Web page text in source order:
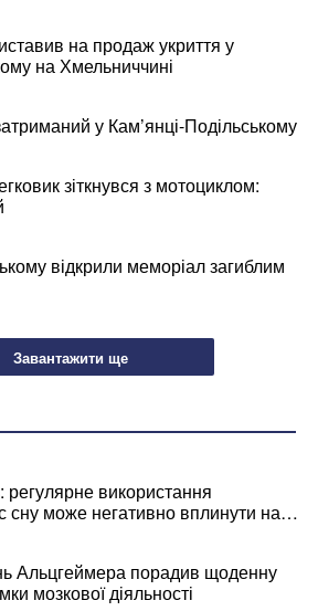
на продаж укриття у
на Хмельниччині
у Кам’янці-Подільському
зіткнувся з мотоциклом:
відкрили меморіал загиблим
Завантажити ще
регулярне використання
сну може негативно вплинути на
Альцгеймера порадив щоденну
мозкової діяльності